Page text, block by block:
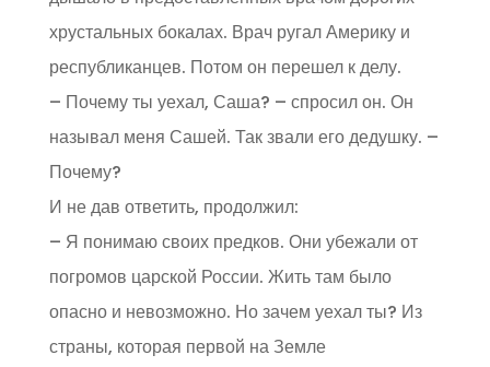
хрустальных бокалах. Врач ругал Америку и
республиканцев. Потом он перешел к делу.
– Почему ты уехал, Саша? – спросил он. Он
называл меня Сашей. Так звали его дедушку. –
Почему?
И не дав ответить, продолжил:
– Я понимаю своих предков. Они убежали от
погромов царской России. Жить там было
опасно и невозможно. Но зачем уехал ты? Из
страны, которая первой на Земле